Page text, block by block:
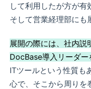
して利用したが方が有
そして営業経理部にも
展開の際には、社内説
DocBase導入リーダ
ITツールという性質も
心で、そこから周りを